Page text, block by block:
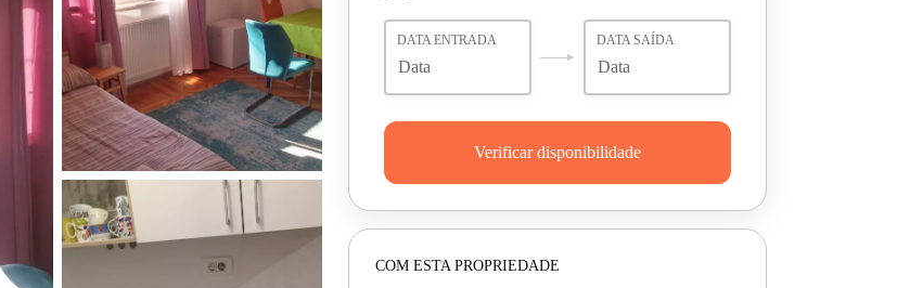
DATA ENTRADA DATA SAÍDA
Verificar disponibilidade
COM ESTA PROPRIEDADE